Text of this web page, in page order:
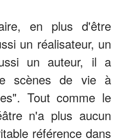
en plus d'être
un réalisateur, un
un auteur, il a
scènes de vie à
Tout comme le
n'a plus aucun
référence dans